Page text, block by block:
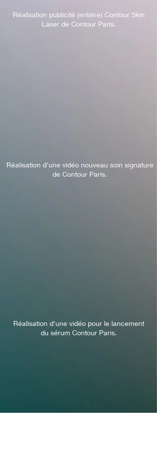
Réalisation publicité (entière) Contour Skin
Laser de Contour Paris.
Réalisation d'une vidéo nouveau soin signature
de Contour Paris.
Réalisation d'une vidéo pour le lancement
du sérum Contour Paris.